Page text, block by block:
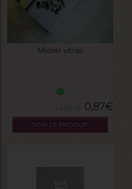
Missel vitrail
0,87€
VOIR LE PRODUIT